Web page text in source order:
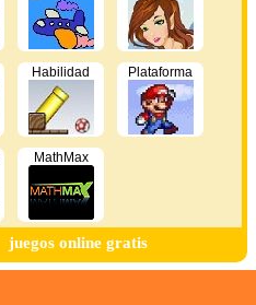
Habilidad Plataforma
MathMax
juegos online gratis